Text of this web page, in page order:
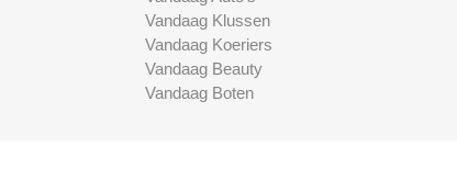
Vandaag Klussen
Vandaag Koeriers
Vandaag Beauty
Vandaag Boten